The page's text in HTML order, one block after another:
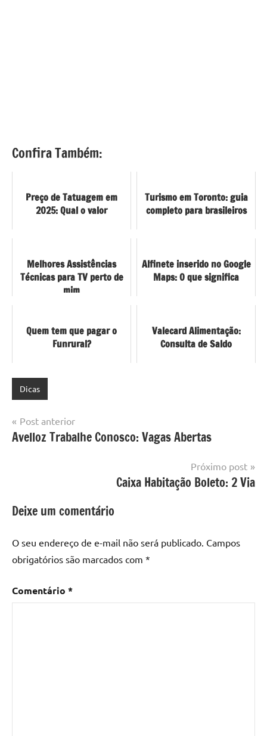
Confira Também:
Preço de Tatuagem em
2025: Qual o valor
Turismo em Toronto: guia
completo para brasileiros
Melhores Assistências
Técnicas para TV perto de
mim
Alfinete inserido no Google
Maps: O que significa
Quem tem que pagar o
Funrural?
Valecard Alimentação:
Consulta de Saldo
Dicas
Navegação
de
Post anterior
Avelloz Trabalhe Conosco: Vagas Abertas
Próximo post
Caixa Habitação Boleto: 2 Via
Deixe um comentário
O seu endereço de e-mail não será publicado. Campos
obrigatórios são marcados com *
Comentário *